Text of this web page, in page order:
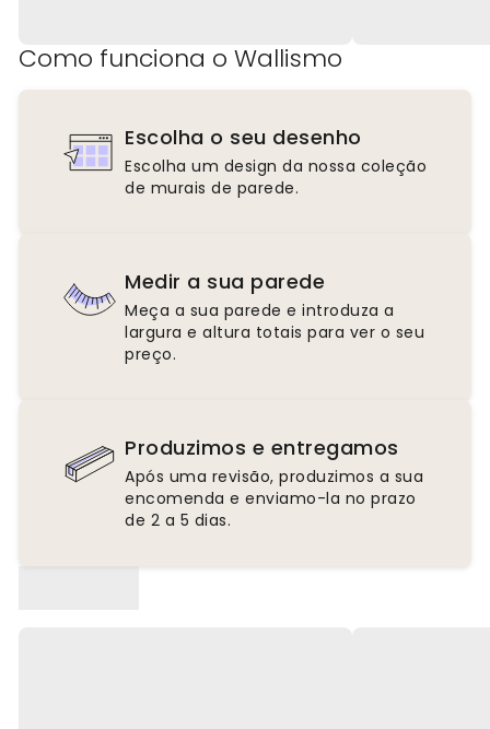
Como funciona o Wallismo
Escolha o seu desenho
Escolha um design da nossa coleção
de murais de parede.
Medir a sua parede
Meça a sua parede e introduza a
largura e altura totais para ver o seu
preço.
Produzimos e entregamos
Após uma revisão, produzimos a sua
encomenda e enviamo-la no prazo
de 2 a 5 dias.